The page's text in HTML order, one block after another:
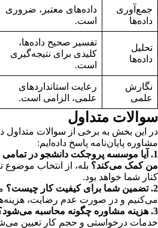
جمع‌آوری
داده‌ها
داده‌های معتبر، ضروری
است.
تحلیل
داده‌ها
تفسیر صحیح داده‌ها،
کلیدی برای نتیجه‌گیری
است.
نگارش
علمی
رعایت استانداردهای
علمی، الزامی است.
سوالات متداول
در این بخش به برخی از سوالات
مشاوره پایان‌نامه پاسخ داده‌ایم:
1. آیا موسسه پروجکت دانشجو در تمامی
من کمک می‌کند؟ بله، از انتخاب موضوع
کنار شما خواهد بود.
2. تضمین شما برای کیفیت کار چیست؟
می‌کنیم و در صورت عدم رضایت،
3. هزینه مشاوره چگونه محاسبه می‌شود؟
خدمات درخواستی و حجم کار تعیین